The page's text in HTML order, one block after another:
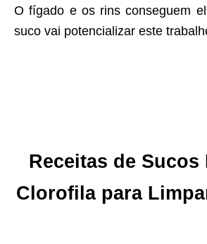
O fígado e os rins conseguem
suco vai potencializar este
Receitas de Sucos
Clorofila para